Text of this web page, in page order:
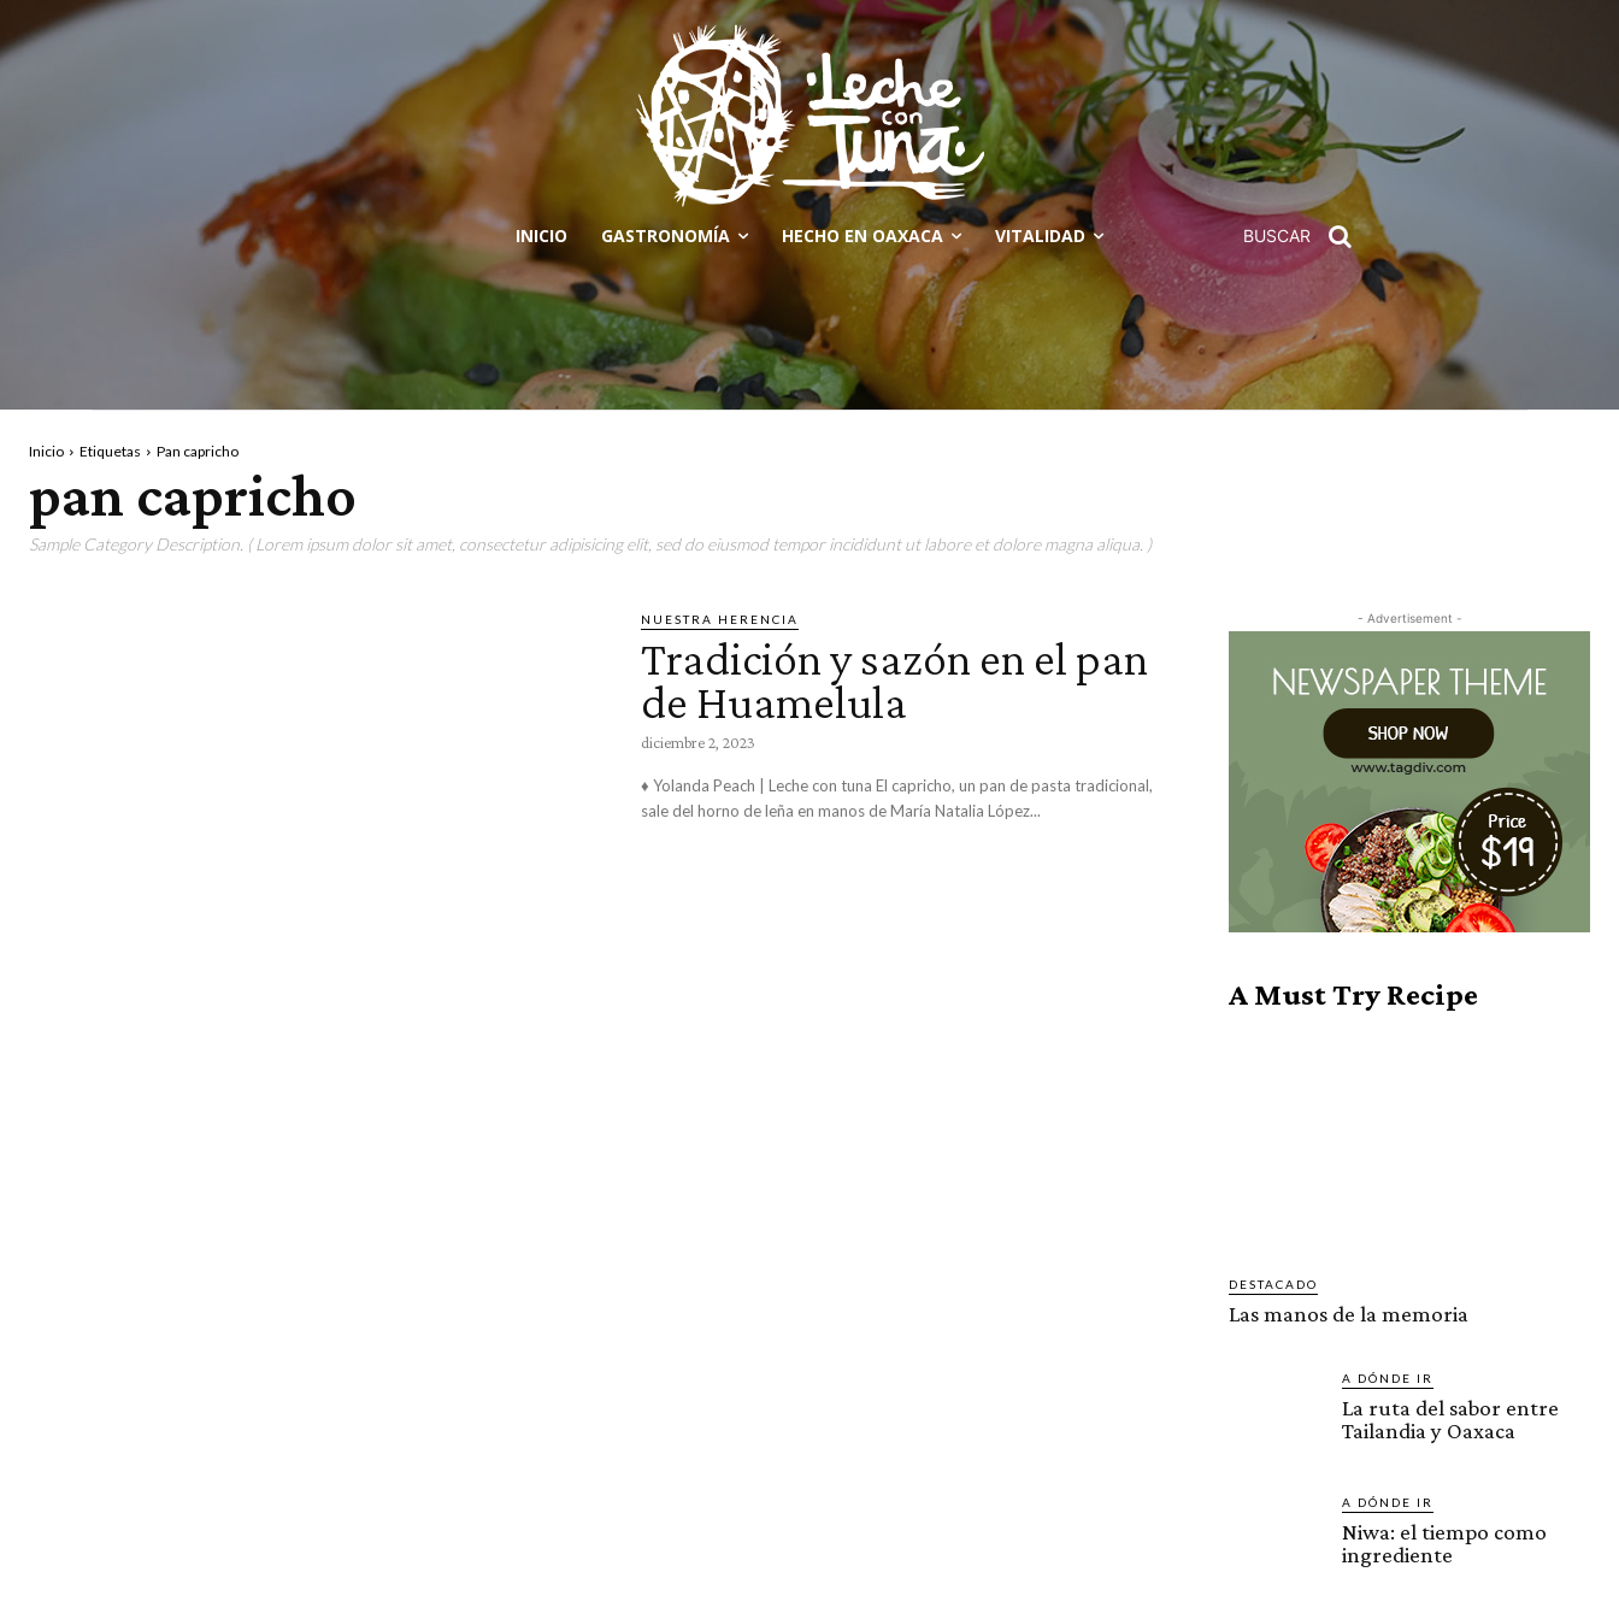
INICIO GASTRONOMÍA HECHO EN OAXACA VITALIDAD BUSCAR
Inicio Etiquetas Pan capricho
pan capricho
Sample Category Description. ( Lorem ipsum dolor sit amet, consectetur adipisicing elit, sed do eiusmod tempor incididunt ut labore et dolore magna aliqua. )
NUESTRA HERENCIA
Tradición y sazón en el pan
de Huamelula
diciembre 2, 2023
♦ Yolanda Peach | Leche con tuna El capricho, un pan de pasta tradicional,
sale del horno de leña en manos de María Natalia López...
- Advertisement -
A Must Try Recipe
DESTACADO
Las manos de la memoria
A DÓNDE IR
La ruta del sabor entre
Tailandia y Oaxaca
A DÓNDE IR
Niwa: el tiempo como
ingrediente